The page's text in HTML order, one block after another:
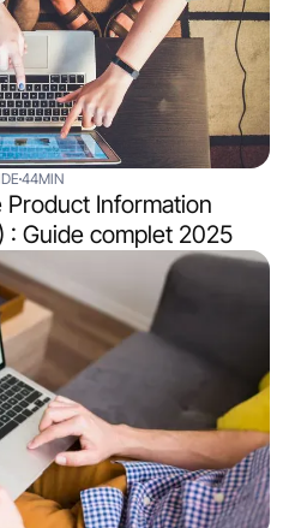
44MIN
Information
: Guide complet 2025